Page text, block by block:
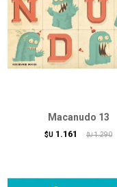
Macanudo 13
$U 1.161 $U 1.290